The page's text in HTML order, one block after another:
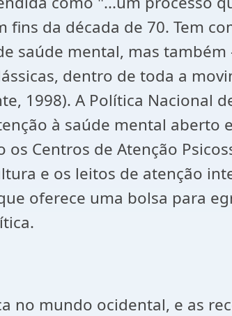
da década de 70. Tem
saúde mental, mas também
dentro de toda a
1998). A Política Nacional
à saúde mental aberto
Centros de Atenção
e os leitos de atenção
oferece uma bolsa para
no mundo ocidental, e as